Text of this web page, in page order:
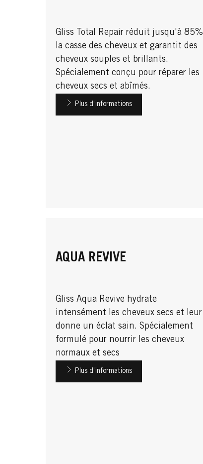
Gliss Total Repair réduit jusqu'à 85%
la casse des cheveux et garantit des
cheveux souples et brillants.
Spécialement conçu pour réparer les
cheveux secs et abîmés.
Plus d'informations
AQUA REVIVE
Gliss Aqua Revive hydrate
intensément les cheveux secs et leur
donne un éclat sain. Spécialement
formulé pour nourrir les cheveux
normaux et secs
Plus d'informations